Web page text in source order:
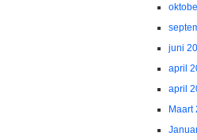
juni
april
april
Maart